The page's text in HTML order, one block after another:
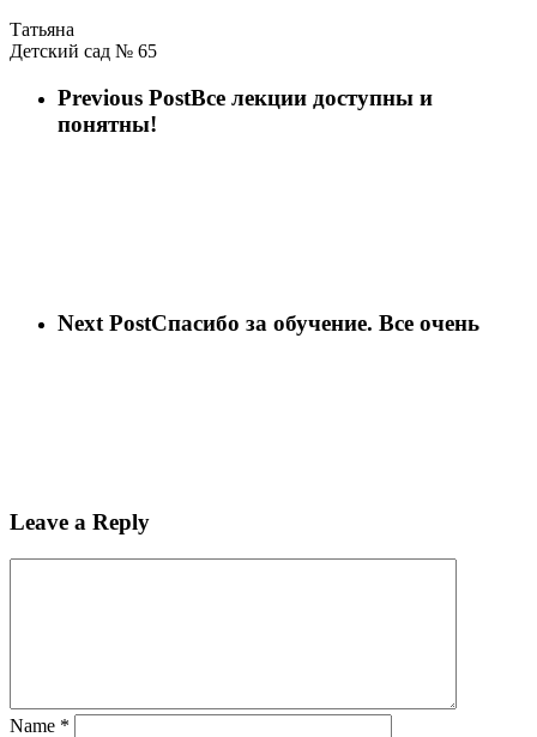
Татьяна
Детский сад № 65
Previous PostВсе лекции доступны и
понятны!
Next PostСпасибо за обучение. Все очень
Leave a Reply
Name *